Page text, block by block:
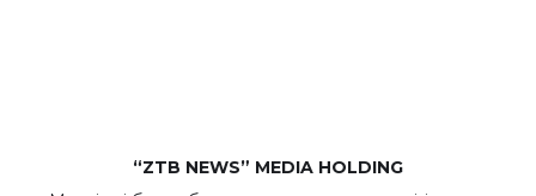
“ZTB NEWS” MEDIA HOLDING